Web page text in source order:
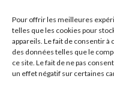
Pour offrir les meilleures
telles que les cookies pour
appareils. Le fait de consentir
des données telles que le
ce site. Le fait de ne pas
un effet négatif sur certaines